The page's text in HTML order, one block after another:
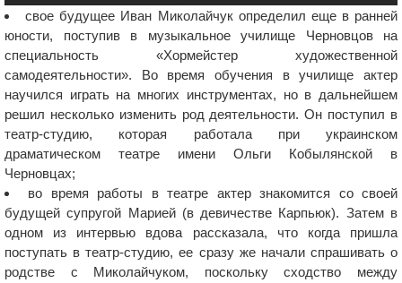
свое будущее Иван Миколайчук определил еще в ранней
юности, поступив в музыкальное училище Черновцов на
специальность «Хормейстер художественной
самодеятельности». Во время обучения в училище актер
научился играть на многих инструментах, но в дальнейшем
решил несколько изменить род деятельности. Он поступил в
театр-студию, которая работала при украинском
драматическом театре имени Ольги Кобылянской в
Черновцах;
во время работы в театре актер знакомится со своей
будущей супругой Марией (в девичестве Карпьюк). Затем в
одном из интервью вдова рассказала, что когда пришла
поступать в театр-студию, ее сразу же начали спрашивать о
родстве с Миколайчуком, поскольку сходство между